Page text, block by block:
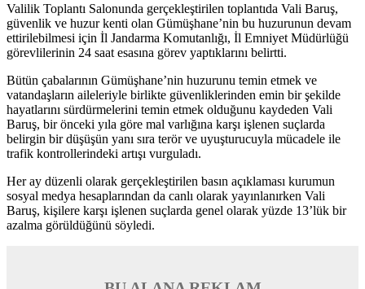
Valilik Toplantı Salonunda gerçekleştirilen toplantıda Vali Baruş,
güvenlik ve huzur kenti olan Gümüşhane’nin bu huzurunun devam
ettirilebilmesi için İl Jandarma Komutanlığı, İl Emniyet Müdürlüğü
görevlilerinin 24 saat esasına görev yaptıklarını belirtti.
Bütün çabalarının Gümüşhane’nin huzurunu temin etmek ve
vatandaşların aileleriyle birlikte güvenliklerinden emin bir şekilde
hayatlarını sürdürmelerini temin etmek olduğunu kaydeden Vali
Baruş, bir önceki yıla göre mal varlığına karşı işlenen suçlarda
belirgin bir düşüşün yanı sıra terör ve uyuşturucuyla mücadele ile
trafik kontrollerindeki artışı vurguladı.
Her ay düzenli olarak gerçekleştirilen basın açıklaması kurumun
sosyal medya hesaplarından da canlı olarak yayınlanırken Vali
Baruş, kişilere karşı işlenen suçlarda genel olarak yüzde 13’lük bir
azalma görüldüğünü söyledi.